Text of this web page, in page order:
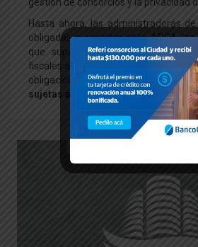
Hasta ahora, las administradoras
obligadas a reportar ante ARCA los
que superaran los$32.000, lo
fiscales automáticas. A partir del
1°
obligación quedaderogada , y las
sujetas a monitoreo fiscal.